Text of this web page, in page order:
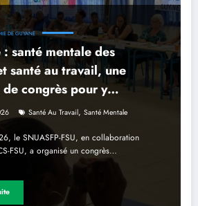
DE GUYANE
: santé mentale des
santé au travail, une
congrès pour y
collectivement
Santé Au Travail, Santé Mentale
le SNUASFP-FSU, en collaboration
FSU, a organisé un congrès…